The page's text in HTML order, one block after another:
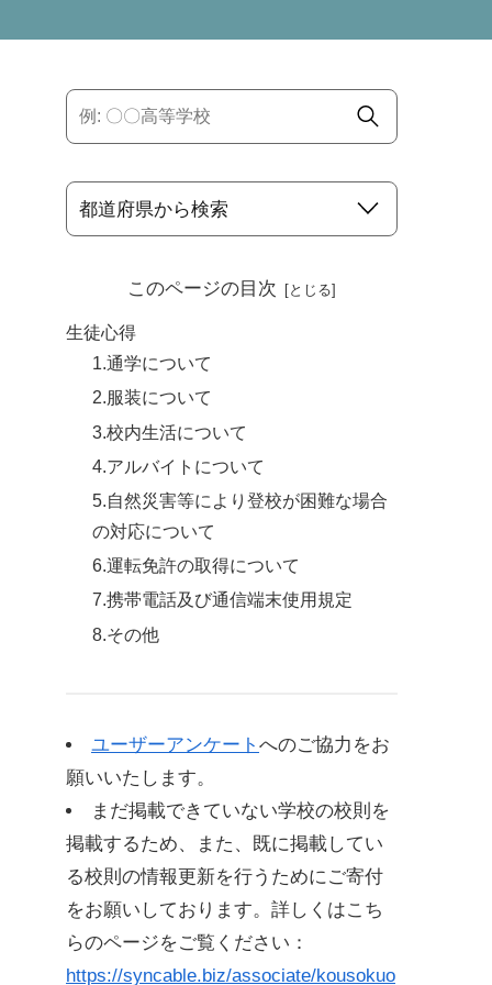
このページの目次
生徒心得
1.通学について
2.服装について
3.校内生活について
4.アルバイトについて
5.自然災害等により登校が困難な場合
の対応について
6.運転免許の取得について
7.携帯電話及び通信端末使用規定
8.その他
ユーザーアンケート へのご協力をお
願いいたします。
まだ掲載できていない学校の校則を
掲載するため、また、既に掲載してい
る校則の情報更新を行うためにご寄付
をお願いしております。詳しくはこち
らのページをご覧ください：
https://syncable.biz/associate/kousokuo